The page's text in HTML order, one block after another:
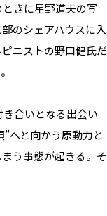
きに星野道夫の写
のシェアハウスに入
ニストの野口健氏だ
合いとなる出会い
へと向かう原動力と
う事態が起きる。そ